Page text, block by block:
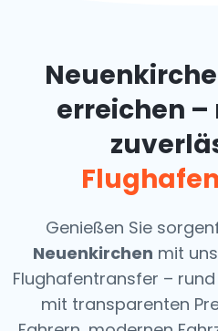
erreichen
Genießen Sie
Neuenkirchen mit
Flughafentransfer –
mit transparenten